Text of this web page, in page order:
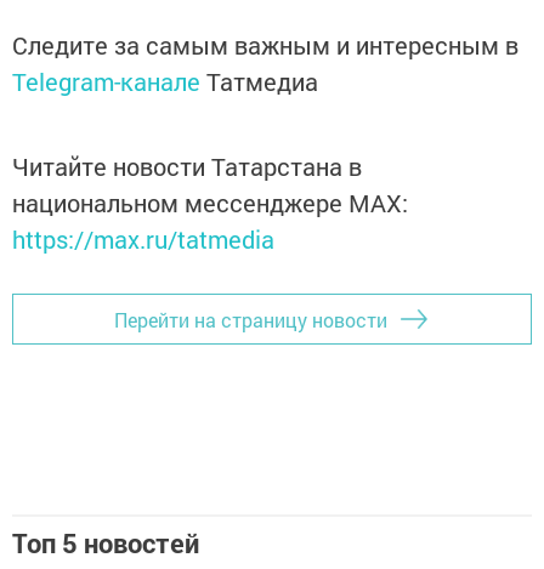
Следите за самым важным и интересным в
Telegram-канале Татмедиа
Читайте новости Татарстана в
национальном мессенджере MАХ:
https://max.ru/tatmedia
Перейти на страницу новости
Топ 5 новостей